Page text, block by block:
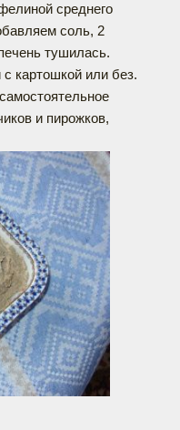
среднего
соль, 2
тушилась.
картошкой или без.
и пирожков,